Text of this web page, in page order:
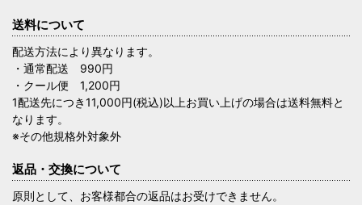
送料について
配送方法により異なります。
・通常配送 990円
・クール便 1,200円
1配送先につき11,000円(税込)以上お買い上げの場合は送料無料と
なります。
※その他規格外対象外
返品・交換について
原則として、お客様都合の返品はお受けできません。